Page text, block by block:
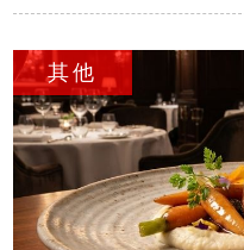
最沉重的區域。專家
與市場去化速度脫節
境偏緊與經濟不確定
持高檔。建議自住購
保值特性、屋主讓利
為更穩健的置產選擇
其他